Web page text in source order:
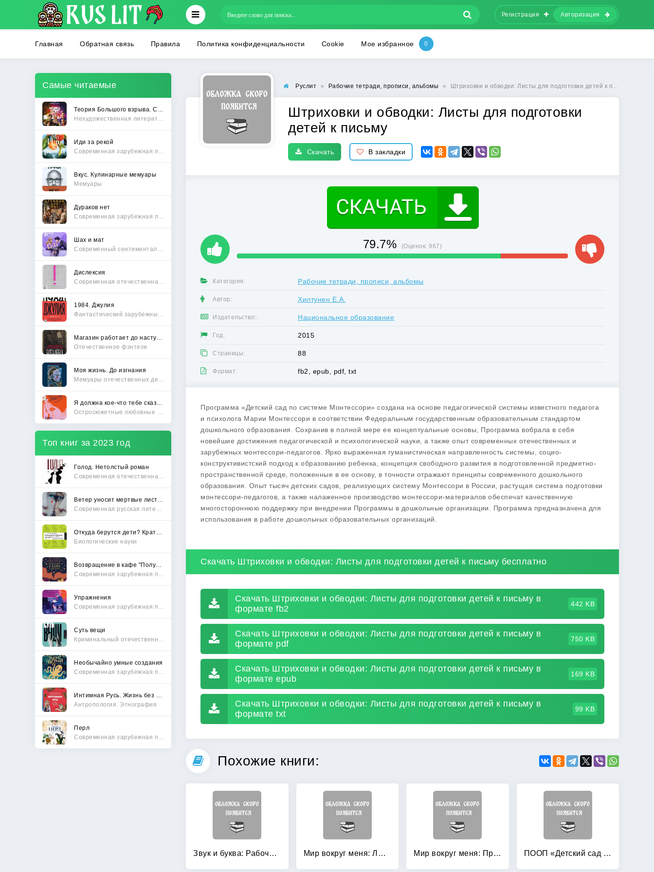
Регистрация Авторизация
Главная Обратная связь Правила Политика конфиденциальности Cookie Мое избранное
Самые читаемые
Иди за рекой
Вкус. Кулинарные мемуары
Мемуары
Дураков нет
Шах и мат
Дислексия
1984. Джулия
Отечественное фэнтези
Моя жизнь. До изгнания
Топ книг за 2023 год
Голод. Нетолстый роман
Биологические науки
Упражнения
Суть вещи
Необычайно умные создания
Антропология. Этнография
Перл
Руслит » Рабочие тетради, прописи, альбомы » Штриховки и обводки: Листы для подготовки детей к письму
Штриховки и обводки: Листы для подготовки
детей к письму
Скачать В закладки
79.7% (Оценок:967)
Категория: Рабочие тетради, прописи, альбомы
Автор: Хилтунен Е.А.
Издательство:: Национальное образование
Год: 2015
Страницы: 88
Формат: fb2, epub, pdf, txt
Программа «Детский сад по системе Монтессори» создана на основе педагогической системы известного педагога
и психолога Марии Монтессори в соответствии Федеральным государственным образовательным стандартом
дошкольного образования. Сохранив в полной мере ее концептуальные основы, Программа вобрала в себя
новейшие достижения педагогической и психологической науки, а также опыт современных отечественных и
зарубежных монтессори-педагогов. Ярко выраженная гуманистическая направленность системы, социо-
конструктивистский подход к образованию ребенка, концепция свободного развития в подготовленной предметно-
пространственной среде, положенные в ее основу, в точности отражают принципы современного дошкольного
образования. Опыт тысяч детских садов, реализующих систему Монтессори в России, растущая система подготовки
монтессори-педагогов, а также налаженное производство монтессори-материалов обеспечат качественную
многостороннюю поддержку при внедрении Программы в дошкольные организации. Программа предназначена для
использования в работе дошкольных образовательных организаций.
Скачать Штриховки и обводки: Листы для подготовки детей к письму бесплатно
Скачать Штриховки и обводки: Листы для подготовки детей к письму в
формате fb2
442 KB
Скачать Штриховки и обводки: Листы для подготовки детей к письму в
формате pdf
750 KB
Скачать Штриховки и обводки: Листы для подготовки детей к письму в
формате epub
169 KB
Скачать Штриховки и обводки: Листы для подготовки детей к письму в
формате txt
99 KB
Похожие книги:
Звук и буква: Рабочая тетрадь для свободного письма Мир вокруг меня: Люди. Рабочая тетрадь Мир вокруг меня: Природа. Рабочая тетрадь ПООП «Детский сад по системе Монтессори»: Разновозрастная группа детей от 1 до 3 лет